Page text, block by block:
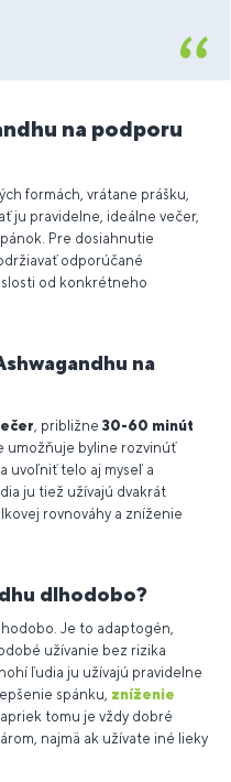
na podporu
formách, vrátane prášku,
ju pravidelne, ideálne večer,
Pre dosiahnutie
odporúčané
od konkrétneho
na
, približne30-60 minút
umožňuje byline rozvinúť
uvoľniť telo aj myseľ a
ju tiež užívajú dvakrát
rovnováhy a zníženie
dlhodobo?
Je to adaptogén,
užívanie bez rizika
ľudia ju užívajú pravidelne
spánku, zníženie
tomu je vždy dobré
najmä ak užívate iné lieky